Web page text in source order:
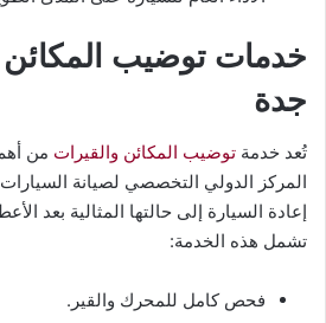
خدمات توضيب
جدة
تُعد خدمة توضيب المكائن والقيرات من
المركز الدولي التخصصي لصيانة
إعادة السيارة إلى حالتها المثالية بعد
تشمل هذه الخدمة:
فحص كامل للمحرك والقير.